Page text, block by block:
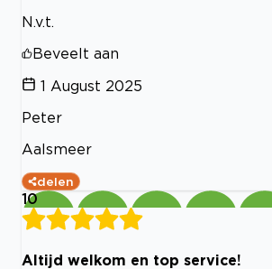
N.v.t.
Beveelt aan
1 August 2025
Peter
Aalsmeer
delen
10
Altijd welkom en top service!